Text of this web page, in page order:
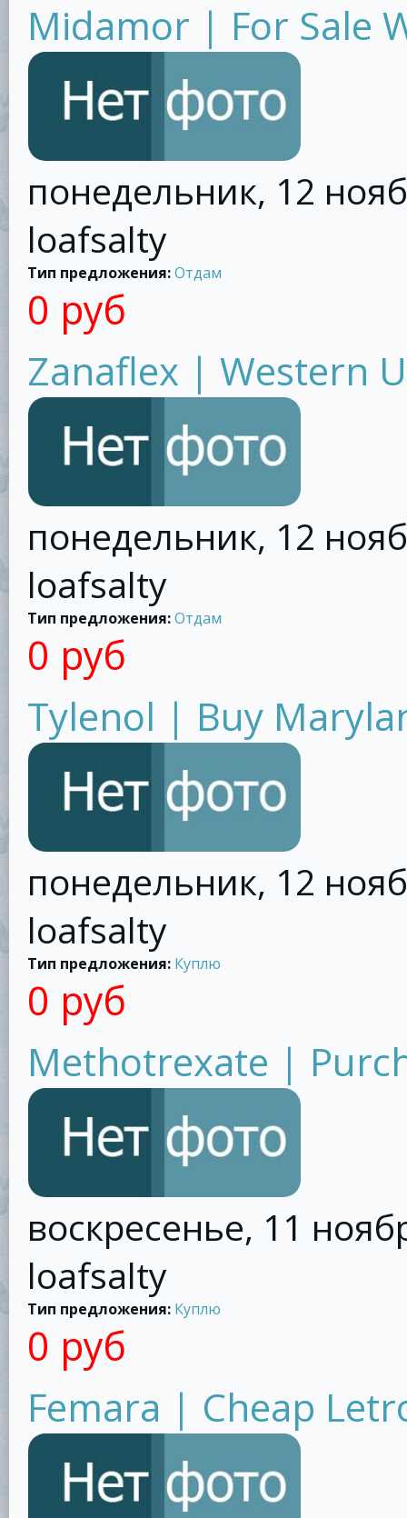
Midamor | For Sale
понедельник, 12
loafsalty
Тип предложения:Отдам
0 руб
Zanaflex | Western
понедельник, 12
loafsalty
Тип предложения:Отдам
0 руб
Tylenol | Buy
понедельник, 12
loafsalty
Тип предложения: Куплю
0 руб
Methotrexate |
воскресенье, 11
loafsalty
Тип предложения: Куплю
0 руб
Femara | Cheap